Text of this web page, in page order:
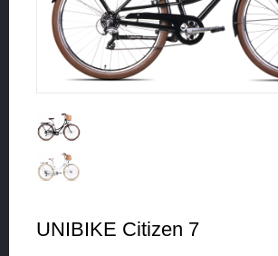
UNIBIKE Citizen 7